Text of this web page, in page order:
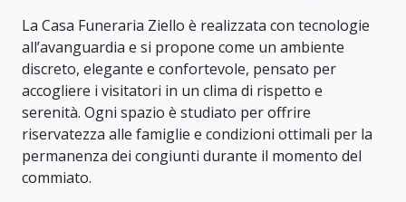
La Casa Funeraria Ziello è realizzata con tecnologie
all’avanguardia e si propone come un ambiente
discreto, elegante e confortevole, pensato per
accogliere i visitatori in un clima di rispetto e
serenità. Ogni spazio è studiato per offrire
riservatezza alle famiglie e condizioni ottimali per la
permanenza dei congiunti durante il momento del
commiato.